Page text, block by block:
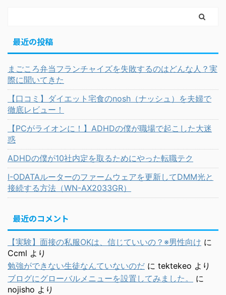
最近の投稿
まごころ弁当フランチャイズを失敗するのはどんな人？実
際に聞いてきた
【口コミ】ダイエット宅食のnosh（ナッシュ）を夫婦で
徹底レビュー！
【PCがライオンに！】ADHDの僕が職場で起こした大迷
惑
ADHDの僕が10社内定を取るためにやった転職テク
I-ODATAルーターのファームウェアを更新してDMM光と
接続する方法（WN-AX2033GR）
最近のコメント
【実験】面接の私服OKは、信じていいの？※男性向け に
Ccml より
勉強ができない生徒なんていないのだ に tektekeo より
ブログにグローバルメニューを設置してみました。
に
nojisho より